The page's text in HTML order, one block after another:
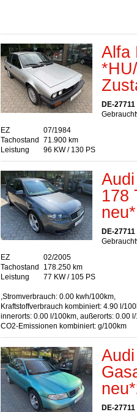
Alfa
DE-
EZ
07/1984
Tachostand
71.900 km
Leistung
96 KW / 130 PS
178
DE-
EZ
02/2005
Tachostand
178.250 km
Leistung
77 KW / 105 PS
,Stromverbrauch: 0.00 kwh/100km,
Kraftstoffverbrauch kombiniert: 4.90 l/
innerorts: 0.00 l/100km, außerorts: 0.00
CO2-Emissionen kombiniert: g/100km
DE-